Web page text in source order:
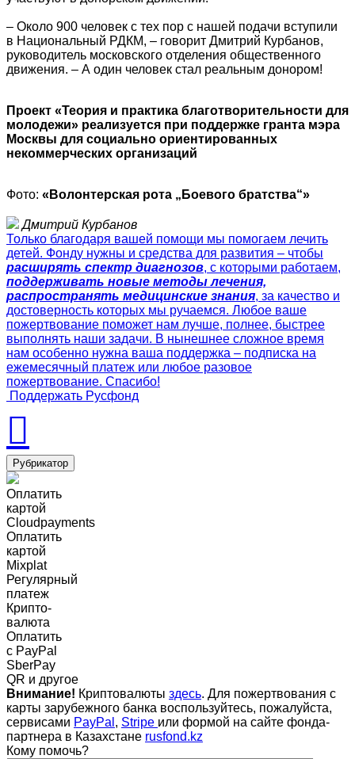
– Около 900 человек с тех пор с нашей подачи вступили
в Национальный РДКМ, – говорит Дмитрий Курбанов,
руководитель московского отделения общественного
движения. – А один человек стал реальным донором!
Проект «Теория и практика благотворительности для
молодежи» реализуется при поддержке гранта мэра
Москвы для социально ориентированных
некоммерческих организаций
Фото: «Волонтерская рота „Боевого братства“»
Дмитрий Курбанов
Только благодаря вашей помощи мы помогаем лечить
детей. Фонду нужны и средства для развития – чтобы
расширять спектр диагнозов, с которыми работаем,
поддерживать новые методы лечения,
распространять медицинские знания, за качество и
достоверность которых мы ручаемся. Любое ваше
пожертвование поможет нам лучше, полнее, быстрее
выполнять наши задачи. В нынешнее сложное время
нам особенно нужна ваша поддержка – подписка на
ежемесячный платеж или любое разовое
пожертвование. Спасибо!
Поддержать Русфонд
Рубрикатор
Оплатить
картой
Cloudpayments
Оплатить
картой
Mixplat
Регулярный
платеж
Крипто-
валюта
Оплатить
c PayPal
SberPay
QR и другое
Внимание! Криптовалюты здесь. Для пожертвования с
карты зарубежного банка воспользуйтесь, пожалуйста,
сервисами PayPal , Stripe или формой на сайте фонда-
партнера в Казахстане rusfond.kz
Кому помочь?